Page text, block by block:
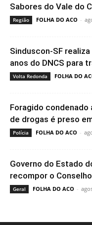
Sabores do Vale do
Região FOLHA DO ACO -
Sinduscon-SF
anos do DNCS para
Volta Redonda FOLHA DO
Foragido condenado
de drogas é preso
Polícia FOLHA DO ACO -
Governo do Estado
recompor o
Geral FOLHA DO ACO -